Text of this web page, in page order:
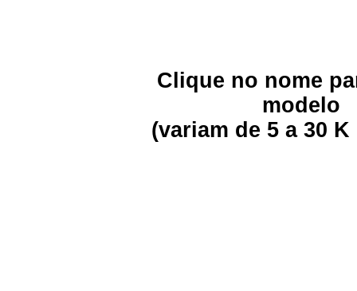
Clique no nome
modelo
(variam de 5 a 30 K